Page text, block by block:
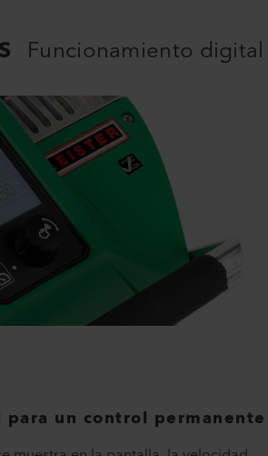
Funcionamiento digital
un control permanente